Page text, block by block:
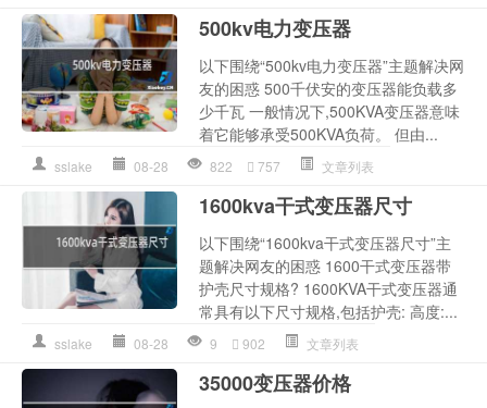
500kv电力变压器
以下围绕“500kv电力变压器”主题解决网
友的困惑 500千伏安的变压器能负载多
少千瓦 一般情况下,500KVA变压器意味
着它能够承受500KVA负荷。 但由...
sslake 08-28 822 757 文章列表
1600kva干式变压器尺寸
以下围绕“1600kva干式变压器尺寸”主
题解决网友的困惑 1600干式变压器带
护壳尺寸规格? 1600KVA干式变压器通
常具有以下尺寸规格,包括护壳: 高度:...
sslake 08-28 9 902 文章列表
35000变压器价格